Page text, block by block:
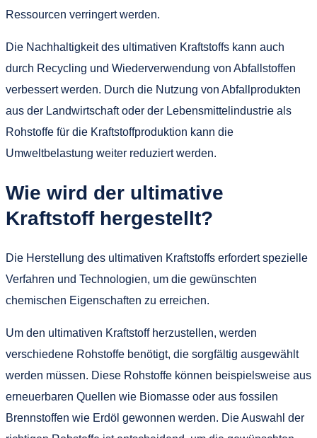
Ressourcen verringert werden.
Die Nachhaltigkeit des ultimativen Kraftstoffs kann auch
durch Recycling und Wiederverwendung von Abfallstoffen
verbessert werden. Durch die Nutzung von Abfallprodukten
aus der Landwirtschaft oder der Lebensmittelindustrie als
Rohstoffe für die Kraftstoffproduktion kann die
Umweltbelastung weiter reduziert werden.
Wie wird der ultimative
Kraftstoff hergestellt?
Die Herstellung des ultimativen Kraftstoffs erfordert spezielle
Verfahren und Technologien, um die gewünschten
chemischen Eigenschaften zu erreichen.
Um den ultimativen Kraftstoff herzustellen, werden
verschiedene Rohstoffe benötigt, die sorgfältig ausgewählt
werden müssen. Diese Rohstoffe können beispielsweise aus
erneuerbaren Quellen wie Biomasse oder aus fossilen
Brennstoffen wie Erdöl gewonnen werden. Die Auswahl der